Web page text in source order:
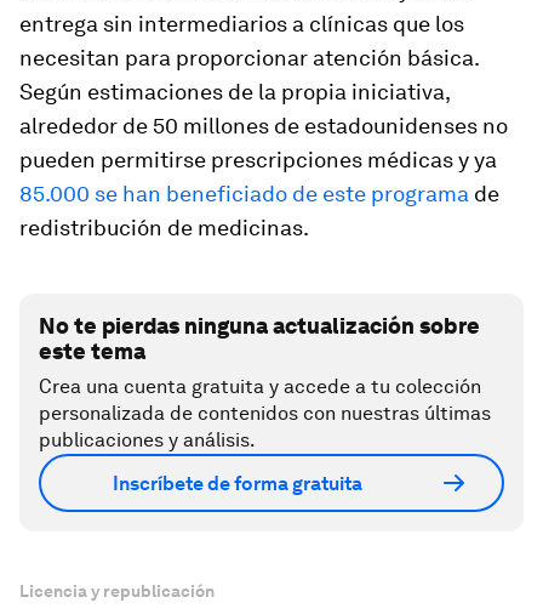
entrega sin intermediarios a clínicas que los
necesitan para proporcionar atención básica.
Según estimaciones de la propia iniciativa,
alrededor de 50 millones de estadounidenses no
pueden permitirse prescripciones médicas y ya
85.000 se han beneficiado de este programa de
redistribución de medicinas.
No te pierdas ninguna actualización sobre
este tema
Crea una cuenta gratuita y accede a tu colección
personalizada de contenidos con nuestras últimas
publicaciones y análisis.
Inscríbete de forma gratuita
Licencia y republicación